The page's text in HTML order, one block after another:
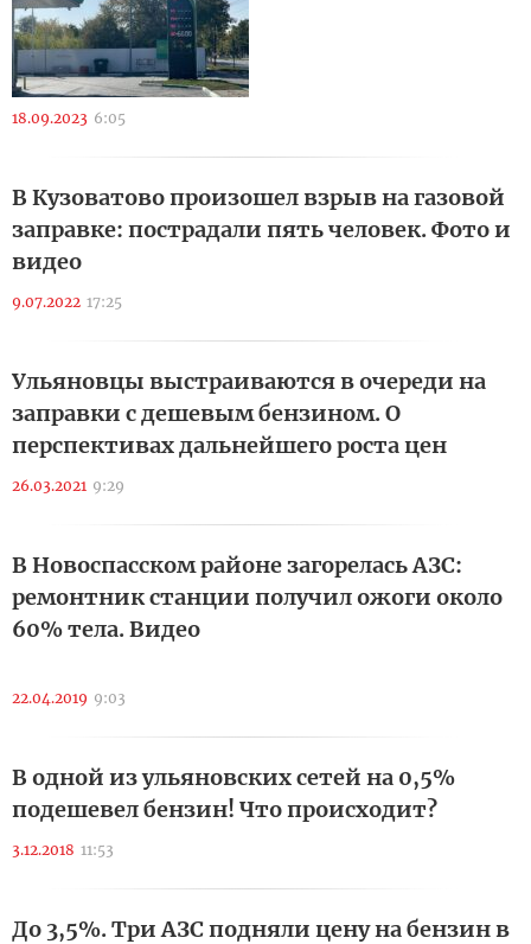
18.09.2023 6:05
В Кузоватово произошел взрыв на газовой
заправке: пострадали пять человек. Фото и
видео
9.07.2022 17:25
Ульяновцы выстраиваются в очереди на
заправки с дешевым бензином. О
перспективах дальнейшего роста цен
26.03.2021 9:29
В Новоспасском районе загорелась АЗС:
ремонтник станции получил ожоги около
60% тела. Видео
22.04.2019 9:03
В одной из ульяновских сетей на 0,5%
подешевел бензин! Что происходит?
3.12.2018 11:53
До 3,5%. Три АЗС подняли цену на бензин в